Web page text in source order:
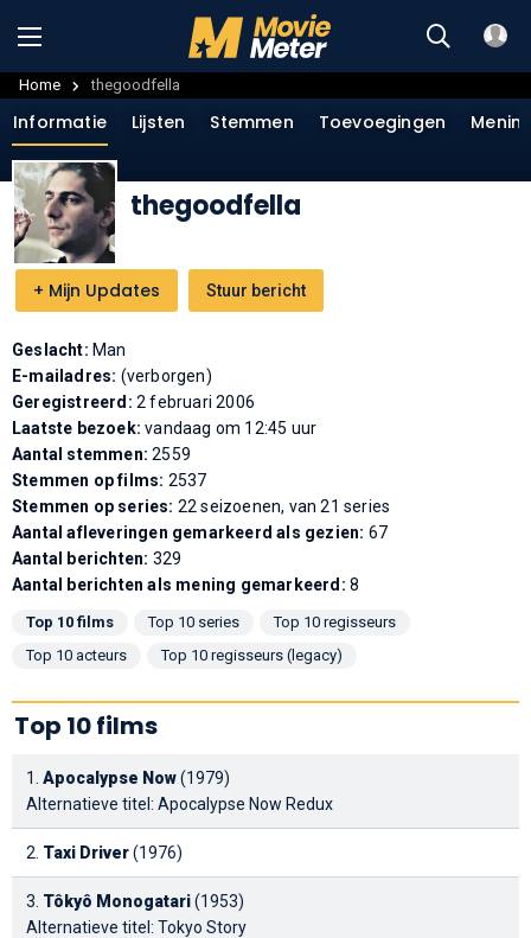
Home thegoodfella
+ Mijn Updates Stuur bericht
Informatie Lijsten Stemmen Toevoegingen
thegoodfella
Geslacht: Man
E-mailadres: (verborgen)
Geregistreerd: 2 februari 2006
Laatste bezoek:vandaag om 12:45 uur
Aantal stemmen:2559
Stemmen op films: 2537
Stemmen op series: 22 seizoenen, van 21 series
Aantal afleveringen gemarkeerd als gezien: 67
Aantal berichten: 329
Aantal berichten als mening gemarkeerd: 8
Top 10 films Top 10 series
Top 10 regisseurs
Top 10 acteurs
Top 10 regisseurs (legacy)
Top 10 films
1. Apocalypse Now(1979)
Alternatieve titel: Apocalypse Now Redux
2. Taxi Driver(1976)
3. Tôkyô Monogatari(1953)
Alternatieve titel: Tokyo Story